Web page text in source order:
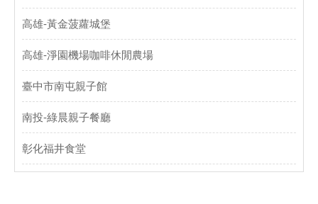
高雄-黃金菠蘿城堡
高雄-淨園機場咖啡休閒農場
臺中市南屯親子館
南投-綠晨親子餐廳
彰化福井食堂